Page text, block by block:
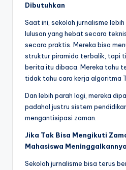
Dibutuhkan
Saat ini, sekolah jurnalisme
lulusan yang hebat secara
secara praktis. Mereka bisa
struktur piramida terbalik, tapi
berita itu dibaca. Mereka tahu
tidak tahu cara kerja algoritma
Dan lebih parah lagi, mereka
padahal justru sistem
mengantisipasi zaman.
Jika Tak Bisa Mengikuti
Mahasiswa Meninggalkannya
Sekolah jurnalisme bisa terus